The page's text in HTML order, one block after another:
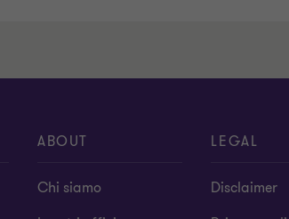
ABOUT
Chi siamo
LEGAL
Disclaimer